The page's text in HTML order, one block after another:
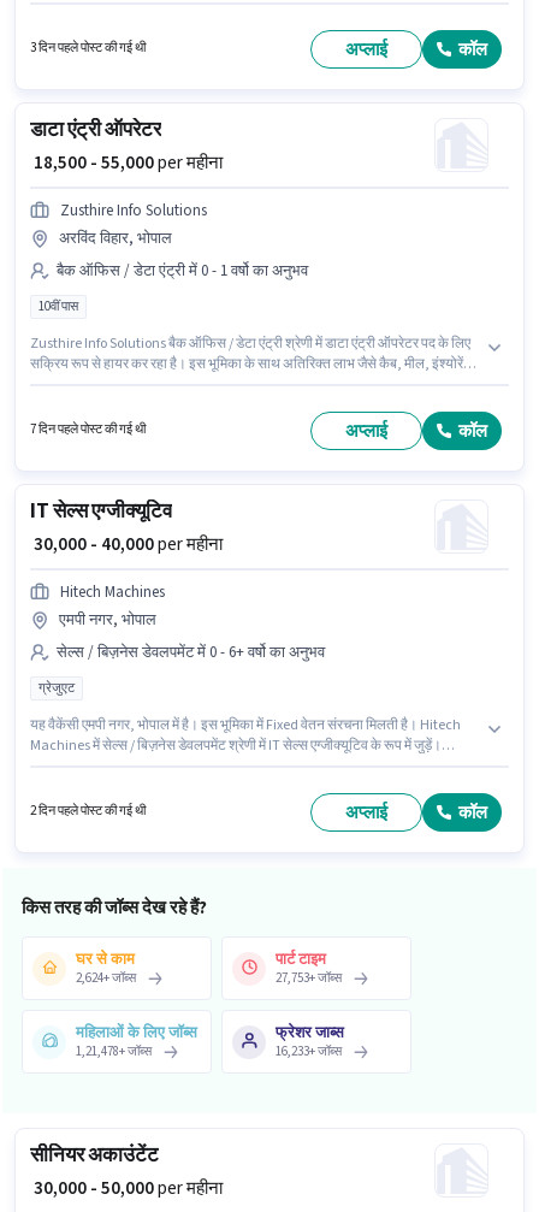
अतिरिक्त लाभ जैसे मील, इंश्योरेंस, PF, मेडिकल बेनिफिट्स भी मिलेंगे। यह पद 0 - 2 वर्षो वर्ष
के अनुभव वाले के लिए उपयुक्त है। आप प्रति माह ₹35500 तक कमा सकते हैं। इस पद के लिए
3 दिन पहले पोस्ट की गई थी अप्लाई कॉल
डाटा एंट्री ऑपरेटर
₹ 18,500 - 55,000per महीना
Zusthire Info Solutions
अरविंद विहार, भोपाल
बैक ऑफिस / डेटा एंट्री में 0 - 1 वर्षो का अनुभव
10वीं पास
Zusthire Info Solutions बैक ऑफिस / डेटा एंट्री श्रेणी में डाटा एंट्री ऑपरेटर पद के लिए
सक्रिय रूप से हायर कर रहा है। इस भूमिका के साथ अतिरिक्त लाभ जैसे कैब, मील, इंश्योरेंस,
मासिक वेतन ₹55000 रहेगा। आवेदकों के पास कम से कम 10वीं पास डिग्री या सर्टिफिकेट होना
7 दिन पहले पोस्ट की गई थी अप्लाई कॉल
IT सेल्स एग्जीक्यूटिव
₹ 30,000 - 40,000per महीना
Hitech Machines
एमपी नगर, भोपाल
सेल्स / बिज़नेस डेवलपमेंट में 0 - 6+ वर्षो का अनुभव
ग्रेजुएट
यह वैकेंसी एमपी नगर, भोपाल में है। इस भूमिका में Fixed वेतन संरचना मिलती है। Hitech
Machines में सेल्स / बिज़नेस डेवलपमेंट श्रेणी में IT सेल्स एग्जीक्यूटिव के रूप में जुड़ें।
2 दिन पहले पोस्ट की गई थी अप्लाई कॉल
किस तरह की जॉब्स देख रहे हैं?
घर से काम
2,624+जॉब्स
पार्ट टाइम
27,753+जॉब्स
महिलाओं के लिए जॉब्स
1,21,478+जॉब्स
फ्रेशर जाब्स
16,233+जॉब्स
सीनियर अकाउंटेंट
₹ 30,000 - 50,000per महीना